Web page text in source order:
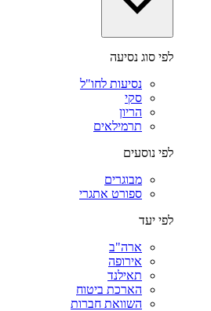
לפי סוג נסיעה
נסיעות לחו"ל
סקי
הריון
תרמילאים
לפי נוסעים
מבוגרים
ספורט אתגרי
לפי יעד
ארה"ב
אירופה
תאילנד
הארכת ביטוח
השוואת חברות